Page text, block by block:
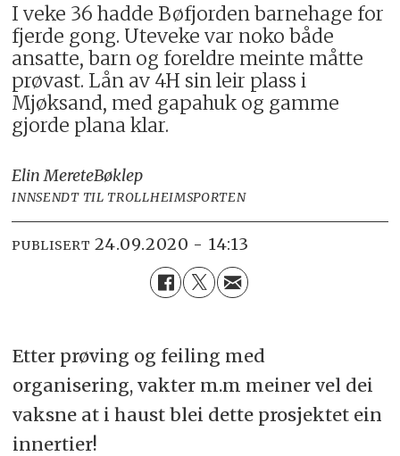
I veke 36 hadde Bøfjorden barnehage for
fjerde gong. Uteveke var noko både
ansatte, barn og foreldre meinte måtte
prøvast. Lån av 4H sin leir plass i
Mjøksand, med gapahuk og gamme
gjorde plana klar.
Elin MereteBøklep
INNSENDT TIL TROLLHEIMSPORTEN
PUBLISERT 24.09.2020 - 14:13
Etter prøving og feiling med
organisering, vakter m.m meiner vel dei
vaksne at i haust blei dette prosjektet ein
innertier!